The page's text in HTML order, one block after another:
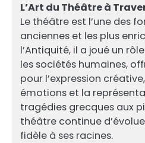
L’Art du Théâtre à
Le théâtre est l’une des
anciennes et les plus
l’Antiquité, il a joué un
les sociétés humaines,
pour l’expression
émotions et la
tragédies grecques aux
théâtre continue
fidèle à ses racines.